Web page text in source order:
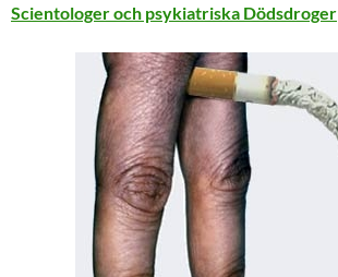
Scientologer och psykiatriska Dödsdroger